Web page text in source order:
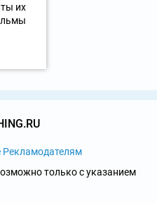
их
Рекламодателям
только с указанием